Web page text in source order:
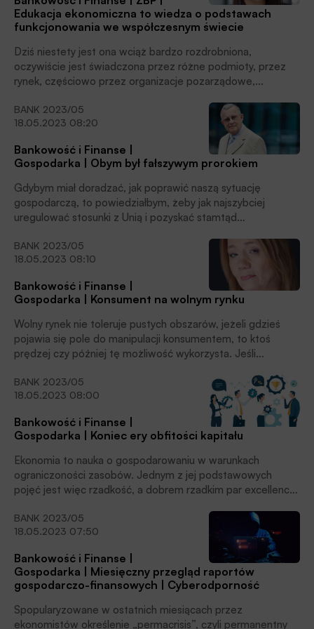
tworzyliśmy pewne rzeczy pod presją czasu, jak choćby
w początkowej fazie kryzysu COVID-19. Po prostu,
w zgodzie rosną nawet małe rzeczy. W braku porozumienia,
największe rzeczy mogą maleć i tworzyć problemy –
podkreśla Bartosz Kublik, wiceprezes Związku Banków
Polskich, w rozmowie z Karolem Mórawskim.
Edukacja ekonomiczna to wiedza o podstawach
funkcjonowania we współczesnym świecie
Dziś niestety jest ona wciąż bardzo rozdrobniona,
oczywiście jest świadczona przez różne podmioty, przez
rynek, częściowo przez organizacje pozarządowe,
Dopóki nie zapewnimy edukacji finansowej na odpowiednim
poziomie, dopóty trudno oczekiwać, by konsumenci byli
w stanie podejmować racjonalne decyzje, skoro nikt ich
tego nie uczy – zaznacza Agnieszka Wachnicka,
wiceprezes Związku Banków Polskich. Rozmawiał z nią
Karol Mórawski.
BANK 2023/05
18.05.2023 08:20
Bankowość i Finanse |
Gospodarka | Obym był fałszywym prorokiem
Gdybym miał doradzać, jak poprawić naszą sytuację
gospodarczą, to powiedziałbym, żeby jak najszybciej
uregulować stosunki z Unią i pozyskać stamtąd
to nam działania antyinflacyjne. Niestety, obawiam się, że
w najbliższych przedwyborczych miesiącach nic dobrego
w tej sprawie się nie wydarzy. I powtarzam: obym był
fałszywym prorokiem – mówi prof. dr hab. Andrzej
Koźmiński. Rozmawiał z nim Paweł Jabłoński.
BANK 2023/05
18.05.2023 08:10
Bankowość i Finanse |
Gospodarka | Konsument na wolnym rynku
Wolny rynek nie toleruje pustych obszarów, jeżeli gdzieś
pojawia się pole do manipulacji konsumentem, to ktoś
prędzej czy później tę możliwość wykorzysta. Jeśli
konsumenci są narażani na nieuczciwą ofertę, bo nie mają
innego wyboru. Nazywam to syndromem zniewolonego
konsumenta na wolnym rynku – podkreśla
prof. dr hab. Elżbieta Mączyńska, Prezes Honorowy
Polskiego Towarzystwa Ekonomicznego. Rozmawiał z nią
Jan Bolanowski.
BANK 2023/05
18.05.2023 08:00
Bankowość i Finanse |
Gospodarka | Koniec ery obfitości kapitału
Ekonomia to nauka o gospodarowaniu w warunkach
ograniczoności zasobów. Jednym z jej podstawowych
pojęć jest więc rzadkość, a dobrem rzadkim par excellence
w ostatnich dwóch dekadach był on jednak tak łatwo
dostępny, że można było popaść w niebezpieczną iluzję
BANK 2023/05
18.05.2023 07:50
Bankowość i Finanse |
Gospodarka | Miesięczny przegląd raportów
gospodarczo-finansowych | Cyberodporność
Spopularyzowane w ostatnich miesiącach przez
ekonomistów określenie „permacrisis”, czyli permanentny